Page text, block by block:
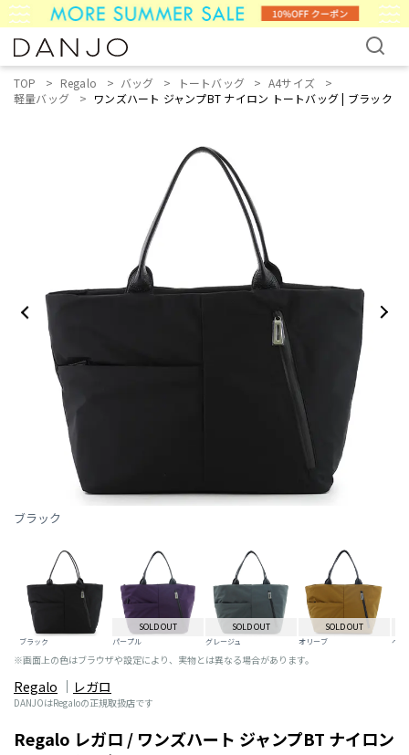
TOP Regalo バッグ トートバッグ
A4サイズ
軽量バッグ
ワンズハート ジャンプBT ナイロン トートバッグ | ブラック
ブラック
ブラック
SOLD OUT
パープル
SOLD OUT
グレージュ
SOLD OUT
オリーブ ベー
※画面上の色はブラウザや設定により、実物とは異なる場合があります。
Regalo レガロ
DANJOはRegaloの正規取扱店です
Regalo レガロ / ワンズハート ジャンプBT ナイロン